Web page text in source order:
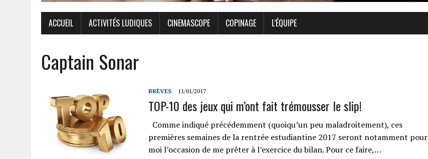
ACCUEIL ACTIVITÉS LUDIQUES CINEMASCOPE COPINAGE L’ÉQUIPE
Captain Sonar
BRÈVES 11/01/2017
TOP-10 des jeux qui m’ont fait trémousser le slip!
Comme indiqué précédemment (quoiqu’un peu maladroitement), ces
premières semaines de la rentrée estudiantine 2017 seront notamment pour
moi l’occasion de me prêter à l’exercice du bilan. Pour ce faire,…